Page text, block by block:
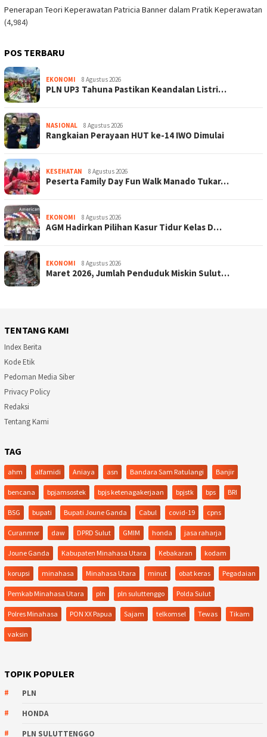
Penerapan Teori Keperawatan Patricia Banner dalam Pratik Keperawatan
(4,984)
POS TERBARU
EKONOMI 8 Agustus 2026
PLN UP3 Tahuna Pastikan Keandalan Listri…
NASIONAL 8 Agustus 2026
Rangkaian Perayaan HUT ke-14 IWO Dimulai
KESEHATAN 8 Agustus 2026
Peserta Family Day Fun Walk Manado Tukar…
EKONOMI 8 Agustus 2026
AGM Hadirkan Pilihan Kasur Tidur Kelas D…
EKONOMI 8 Agustus 2026
Maret 2026, Jumlah Penduduk Miskin Sulut…
TENTANG KAMI
Index Berita
Kode Etik
Pedoman Media Siber
Privacy Policy
Redaksi
Tentang Kami
TAG
ahm alfamidi Aniaya asn Bandara Sam Ratulangi Banjir
bencana bpjamsostek bpjs ketenagakerjaan bpjstk bps BRI
BSG bupati Bupati Joune Ganda Cabul covid-19 cpns
Curanmor daw DPRD Sulut GMIM honda jasa raharja
Joune Ganda Kabupaten Minahasa Utara Kebakaran kodam
korupsi minahasa Minahasa Utara minut obat keras Pegadaian
Pemkab Minahasa Utara pln pln suluttenggo Polda Sulut
Polres Minahasa PON XX Papua Sajam telkomsel Tewas Tikam
vaksin
TOPIK POPULER
PLN
HONDA
PLN SULUTTENGGO